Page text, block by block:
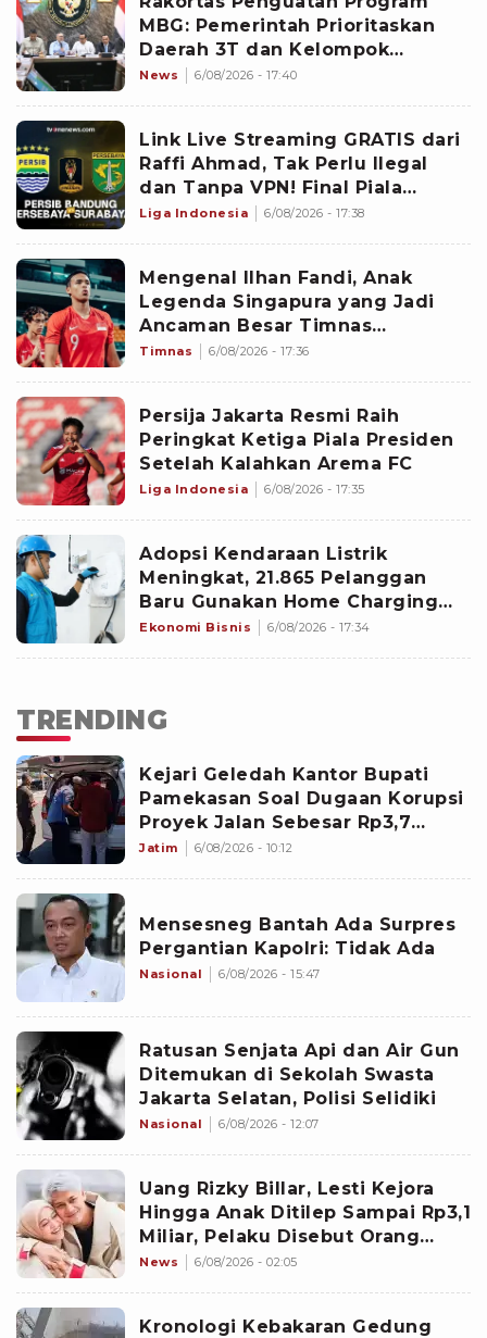
MBG: Pemerintah Prioritaskan
Daerah 3T dan Kelompok
Sasaran Prioritas
News 6/08/2026 - 17:40
Link Live Streaming GRATIS dari
Raffi Ahmad, Tak Perlu Ilegal
dan Tanpa VPN! Final Piala
Presiden 2026 Persib vs
Liga Indonesia 6/08/2026 - 17:38
Mengenal Ilhan Fandi, Anak
Legenda Singapura yang Jadi
Ancaman Besar Timnas
Indonesia di Piala AFF 2026
Timnas 6/08/2026 - 17:36
Persija Jakarta Resmi Raih
Peringkat Ketiga Piala Presiden
Setelah Kalahkan Arema FC
Liga Indonesia 6/08/2026 - 17:35
Adopsi Kendaraan Listrik
Meningkat, 21.865 Pelanggan
Baru Gunakan Home Charging
Services PLN pada Semester I
Ekonomi Bisnis 6/08/2026 - 17:34
TRENDING
Kejari Geledah Kantor Bupati
Pamekasan Soal Dugaan Korupsi
Proyek Jalan Sebesar Rp3,7
Milliar
Jatim 6/08/2026 - 10:12
Mensesneg Bantah Ada Surpres
Pergantian Kapolri: Tidak Ada
Nasional 6/08/2026 - 15:47
Ratusan Senjata Api dan Air Gun
Ditemukan di Sekolah Swasta
Jakarta Selatan, Polisi Selidiki
Nasional 6/08/2026 - 12:07
Uang Rizky Billar, Lesti Kejora
Hingga Anak Ditilep Sampai Rp3,1
Miliar, Pelaku Disebut Orang
Terdekat
News 6/08/2026 - 02:05
Kronologi Kebakaran Gedung